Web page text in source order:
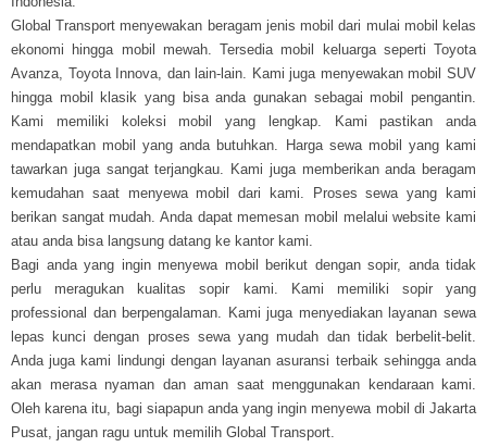
Global Transport menyewakan beragam jenis mobil dari mulai mobil kelas
ekonomi hingga mobil mewah. Tersedia mobil keluarga seperti Toyota
Avanza, Toyota Innova, dan lain-lain. Kami juga menyewakan mobil SUV
hingga mobil klasik yang bisa anda gunakan sebagai mobil pengantin.
Kami memiliki koleksi mobil yang lengkap. Kami pastikan anda
mendapatkan mobil yang anda butuhkan. Harga sewa mobil yang kami
tawarkan juga sangat terjangkau. Kami juga memberikan anda beragam
kemudahan saat menyewa mobil dari kami. Proses sewa yang kami
berikan sangat mudah. Anda dapat memesan mobil melalui website kami
atau anda bisa langsung datang ke kantor kami.
Bagi anda yang ingin menyewa mobil berikut dengan sopir, anda tidak
perlu meragukan kualitas sopir kami. Kami memiliki sopir yang
professional dan berpengalaman. Kami juga menyediakan layanan sewa
lepas kunci dengan proses sewa yang mudah dan tidak berbelit-belit.
Anda juga kami lindungi dengan layanan asuransi terbaik sehingga anda
akan merasa nyaman dan aman saat menggunakan kendaraan kami.
Oleh karena itu, bagi siapapun anda yang ingin menyewa mobil di Jakarta
Pusat, jangan ragu untuk memilih Global Transport.